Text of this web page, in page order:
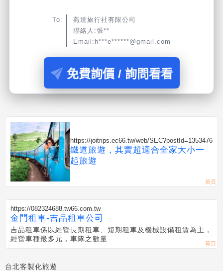
To:
燕達旅行社有限公司
聯絡人:張**
Email:h***e******@gmail.com
免費詢價 / 詢問看看
https://joitrips.ec66.tw/web/SEC?postId=1353476
鐵道旅遊，其實超適合全家大小一
起旅遊
https://082324688.tw66.com.tw
金門租車-吉品租車公司
吉品租車係以經營長期租車、短期租車及機械設備租賃為主，
經營車種最多元，車隊之數量
台北客製化旅遊